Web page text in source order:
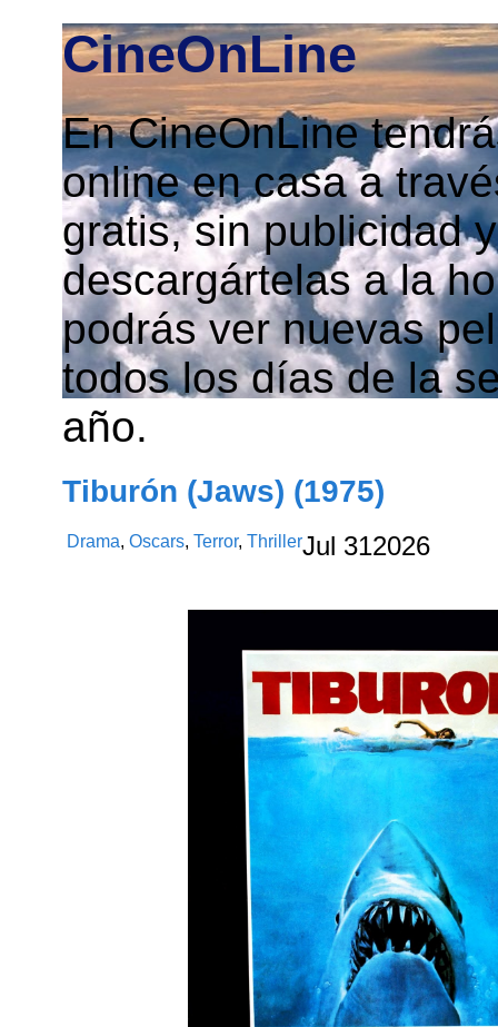
CineOnLine
En CineOnLine
online en casa a
gratis, sin publicidad
descargártelas a la
podrás ver nuevas
todos los días de la
año.
Tiburón (Jaws) (1975)
Drama,Oscars,Terror,ThrillerJul 312026